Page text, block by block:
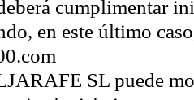
cumplimentar
en este último
SL puede